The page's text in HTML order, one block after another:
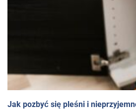
Jak pozbyć się pleśni i